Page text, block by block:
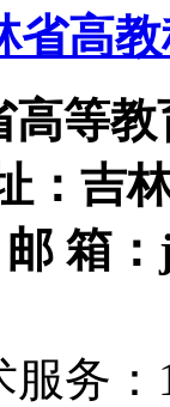
省高
等
：吉
箱
服务